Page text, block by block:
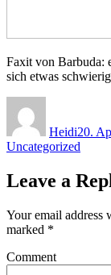
Faxit von Barbuda:
sich etwas
Heidi20.
Uncategorized
Leave a
Your email address
marked *
Comment